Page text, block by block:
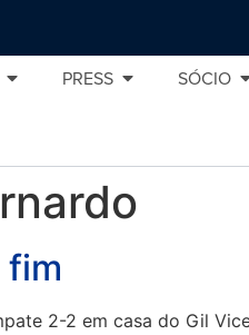
PRESS SÓCIO
fim
2-2 em casa do Gil